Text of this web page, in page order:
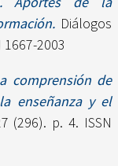
Diálogos
2003
comprensión de
enseñanza y el
(296). p. 4. ISSN